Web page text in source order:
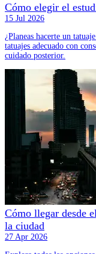
Cómo elegir el
15 Jul 2026
¿Planeas hacerte un
tatuajes adecuado con
cuidado posterior.
Cómo llegar desde
la ciudad
27 Apr 2026